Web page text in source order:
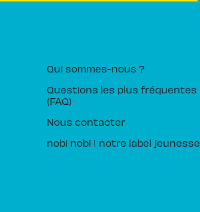
Qui sommes-nous ?
Questions les plus fréquentes
(FAQ)
Nous contacter
nobi nobi ! notre label jeunesse